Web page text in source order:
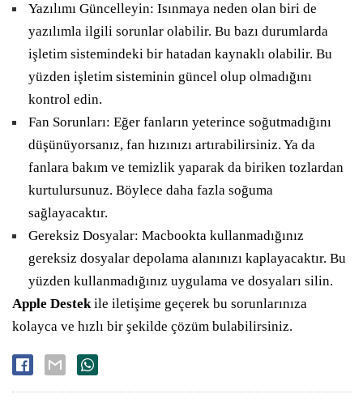
Yazılımı Güncelleyin: Isınmaya neden olan biri de
yazılımla ilgili sorunlar olabilir. Bu bazı durumlarda
işletim sistemindeki bir hatadan kaynaklı olabilir. Bu
yüzden işletim sisteminin güncel olup olmadığını
kontrol edin.
Fan Sorunları: Eğer fanların yeterince soğutmadığını
düşünüyorsanız, fan hızınızı artırabilirsiniz. Ya da
fanlara bakım ve temizlik yaparak da biriken tozlardan
kurtulursunuz. Böylece daha fazla soğuma
sağlayacaktır.
Gereksiz Dosyalar: Macbookta kullanmadığınız
gereksiz dosyalar depolama alanınızı kaplayacaktır. Bu
yüzden kullanmadığınız uygulama ve dosyaları silin.
Apple Destekile iletişime geçerek bu sorunlarınıza
kolayca ve hızlı bir şekilde çözüm bulabilirsiniz.